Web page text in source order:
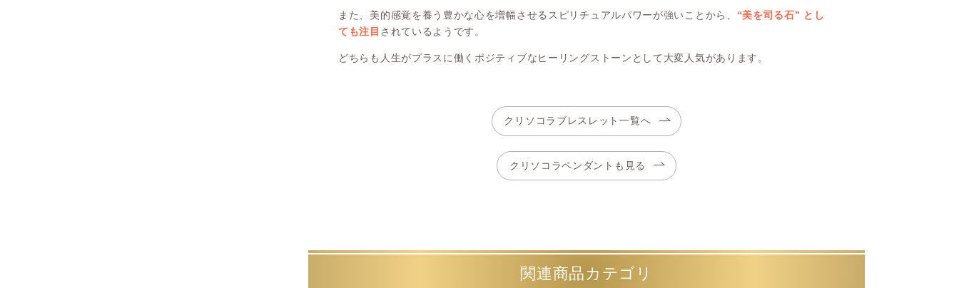
また、美的感覚を養う豊かな心を増幅させるスピリチュアルパワーが強いことから、 “美を司る石” とし
ても注目 されているようです。
どちらも人生がプラスに働くポジティブなヒーリングストーンとして大変人気があります。
クリソコラブレスレット一覧へ
クリソコラペンダントも見る
関連商品カテゴリ